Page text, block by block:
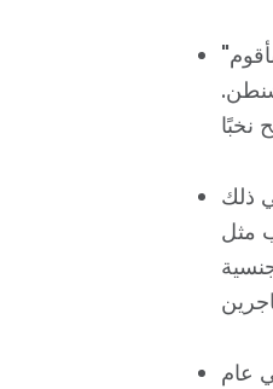
"قال جيم ووماك، رئيس الحزب الجمهوري في مقاطعة لي الريفية: "إذا كنت سأقوم
ذلك
مثل
عام